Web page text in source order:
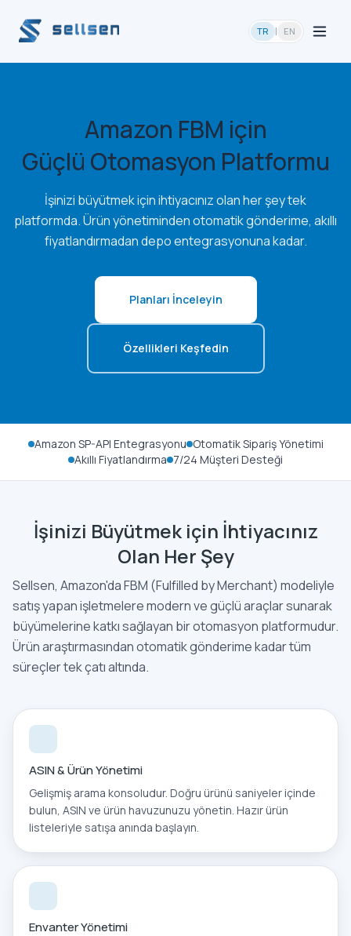
TR | EN
Amazon FBM için
Güçlü Otomasyon Platformu
İşinizi büyütmek için ihtiyacınız olan her şey tek
platformda. Ürün yönetiminden otomatik gönderime, akıllı
fiyatlandırmadan depo entegrasyonuna kadar.
Planları İnceleyin
Özellikleri Keşfedin
Amazon SP-API Entegrasyonu Otomatik Sipariş Yönetimi
Akıllı Fiyatlandırma 7/24 Müşteri Desteği
İşinizi Büyütmek için İhtiyacınız
Olan Her Şey
Sellsen, Amazon'da FBM (Fulfilled by Merchant) modeliyle
satış yapan işletmelere modern ve güçlü araçlar sunarak
büyümelerine katkı sağlayan bir otomasyon platformudur.
Ürün araştırmasından otomatik gönderime kadar tüm
süreçler tek çatı altında.
ASIN & Ürün Yönetimi
Gelişmiş arama konsoludur. Doğru ürünü saniyeler içinde
bulun, ASIN ve ürün havuzunuzu yönetin. Hazır ürün
listeleriyle satışa anında başlayın.
Envanter Yönetimi